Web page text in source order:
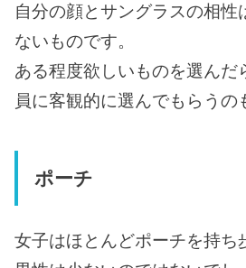
自分の顔とサングラスの相性
ないものです。
ある程度欲しいものを選んだ
員に客観的に選んでもらうの
ポーチ
女子はほとんどポーチを持ち